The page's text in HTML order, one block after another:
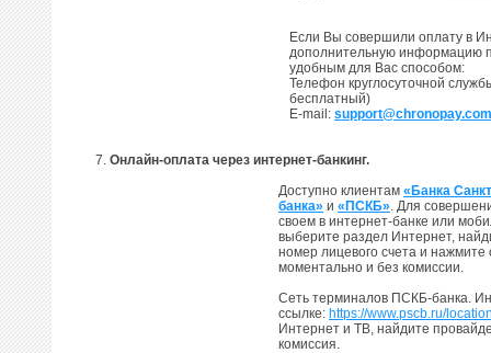
Если Вы совершили оплату в
дополнительную информацию
удобным для Вас способом:
Телефон круглосуточной
бесплатный)
E-mail: support@chronopay.com
7. Онлайн-оплата через интернет-банкинг.
Доступно клиентам «Банка
банка» и «ПСКБ». Для
своем в интернет-банке или
выберите раздел Интернет,
номер лицевого счета и
моментально и без комиссии.
Сеть терминалов ПСКБ-банка.
ссылке: https://www.pscb.ru/
Интернет и ТВ, найдите
комиссия.